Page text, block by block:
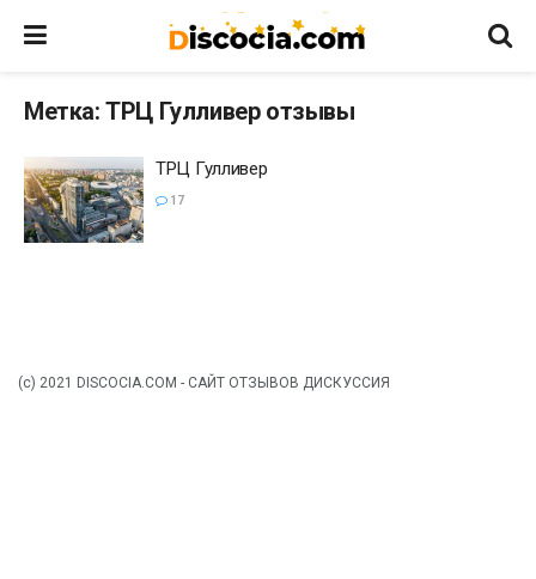
Метка:ТРЦ Гулливер отзывы
ТРЦ Гулливер
17
(c) 2021 DISCOCIA.COM - САЙТ ОТЗЫВОВ ДИСКУССИЯ